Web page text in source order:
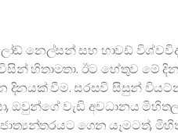
නෙල්සන් සහ හාවඩ්
හිතාමතා. ඊට හේතුව මේ
දිනයක් වීම. සරසවි සිසුන්
ඔවුන්ගේ වැඩි අවධානය
ගෙන යෑමටත්,